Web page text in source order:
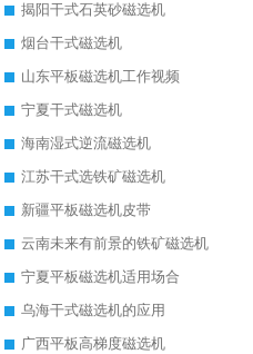
揭阳干式石英砂磁选机
烟台干式磁选机
山东平板磁选机工作视频
宁夏干式磁选机
海南湿式逆流磁选机
江苏干式选铁矿磁选机
新疆平板磁选机皮带
云南未来有前景的铁矿磁选机
宁夏平板磁选机适用场合
乌海干式磁选机的应用
广西平板高梯度磁选机